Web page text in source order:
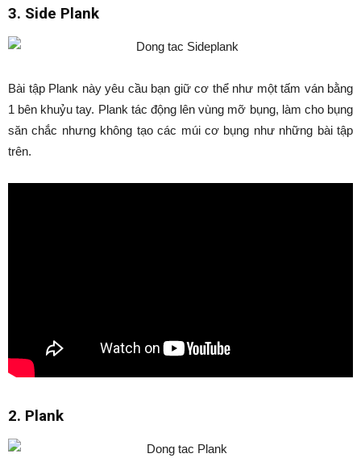
3. Side Plank
Bài tập Plank này yêu cầu bạn giữ cơ thể như một tấm ván bằng
1 bên khuỷu tay. Plank tác động lên vùng mỡ bụng, làm cho bụng
săn chắc nhưng không tạo các múi cơ bụng như những bài tập
trên.
2. Plank